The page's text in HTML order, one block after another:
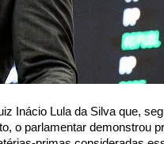
Inácio Lula da Silva que,
o parlamentar demonstrou